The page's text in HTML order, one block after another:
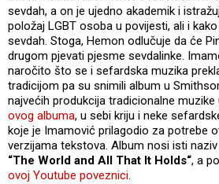
sevdah, a on je ujedno akademik i
položaj LGBT osoba u povijesti, ali i
sevdah. Stoga, Hemon odlučuje da će
drugom pjevati pjesme sevdalinke.
naročito što se i sefardska muzika
tradicijom pa su snimili album u
najvećih produkcija tradicionalne muzike
ovog albuma, u sebi kriju i neke
koje je Imamović prilagodio za potrebe
verzijama tekstova. Album nosi isti
“The World and All That It Holds“, a
ovoj Youtube poveznici.